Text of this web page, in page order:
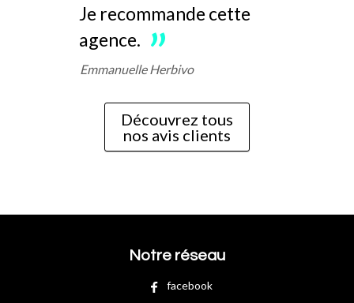
Je recommande cette
agence.
Emmanuelle Herbivo
Découvrez tous
nos avis clients
Notre réseau
facebook